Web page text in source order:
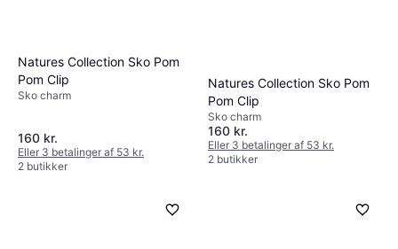
Natures Collection Sko Pom
Pom Clip
Sko charm
160 kr.
Eller 3 betalinger af 53 kr.
2 butikker
Natures Collection Sko Pom
Pom Clip
Sko charm
160 kr.
Eller 3 betalinger af 53 kr.
2 butikker